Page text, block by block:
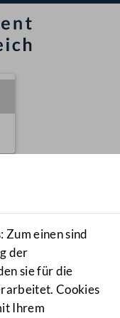
einen sind
der
sie für die
Cookies
Ihrem